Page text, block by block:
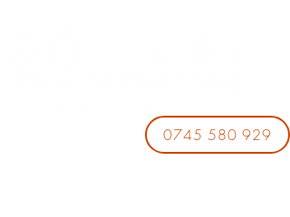
0745 580 929